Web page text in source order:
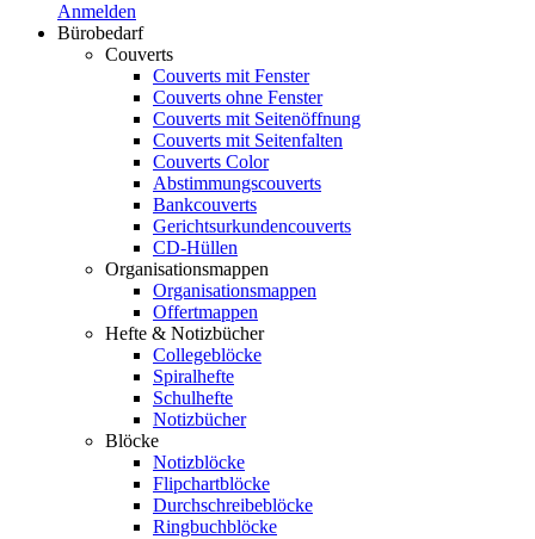
Anmelden
Bürobedarf
Couverts
Couverts mit Fenster
Couverts ohne Fenster
Couverts mit Seitenöffnung
Couverts mit Seitenfalten
Couverts Color
Abstimmungscouverts
Bankcouverts
Gerichtsurkundencouverts
CD-Hüllen
Organisationsmappen
Organisationsmappen
Offertmappen
Hefte & Notizbücher
Collegeblöcke
Spiralhefte
Schulhefte
Notizbücher
Blöcke
Notizblöcke
Flipchartblöcke
Durchschreibeblöcke
Ringbuchblöcke